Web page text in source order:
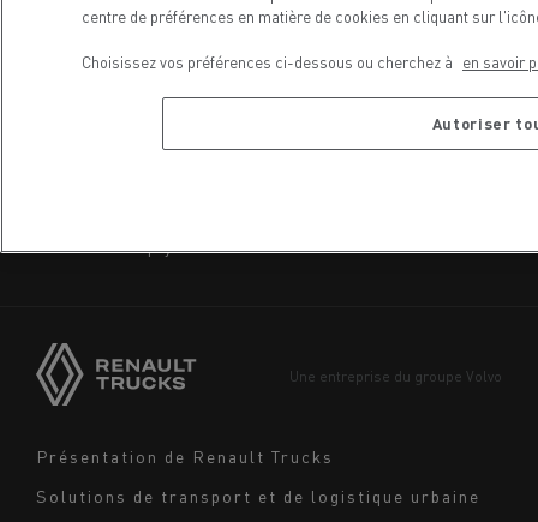
Choisissez votre pays
Europe
Navigation
Présentation de Renault Trucks
Solutions de transport et de logistique urbaine
Une entreprise du groupe Volvo
centre de préférences en matière de cookies en cliquant sur
Choisissez vos préférences ci-dessous ou cherchez à en savoir
Autoriser